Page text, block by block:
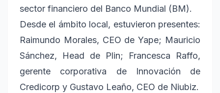
sector financiero del Banco Mundial (BM).
Desde el ámbito local, estuvieron presentes:
Raimundo Morales, CEO de Yape; Mauricio
Sánchez, Head de Plin; Francesca Raffo,
gerente corporativa de Innovación de
Credicorp y Gustavo Leaño, CEO de Niubiz.